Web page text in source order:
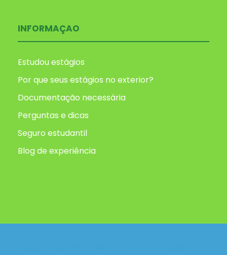
INFORMAÇAO
Estudou estágios
Por que seus estágios no exterior?
Documentação necessária
Perguntas e dicas
Seguro estudantil
Blog de experiência